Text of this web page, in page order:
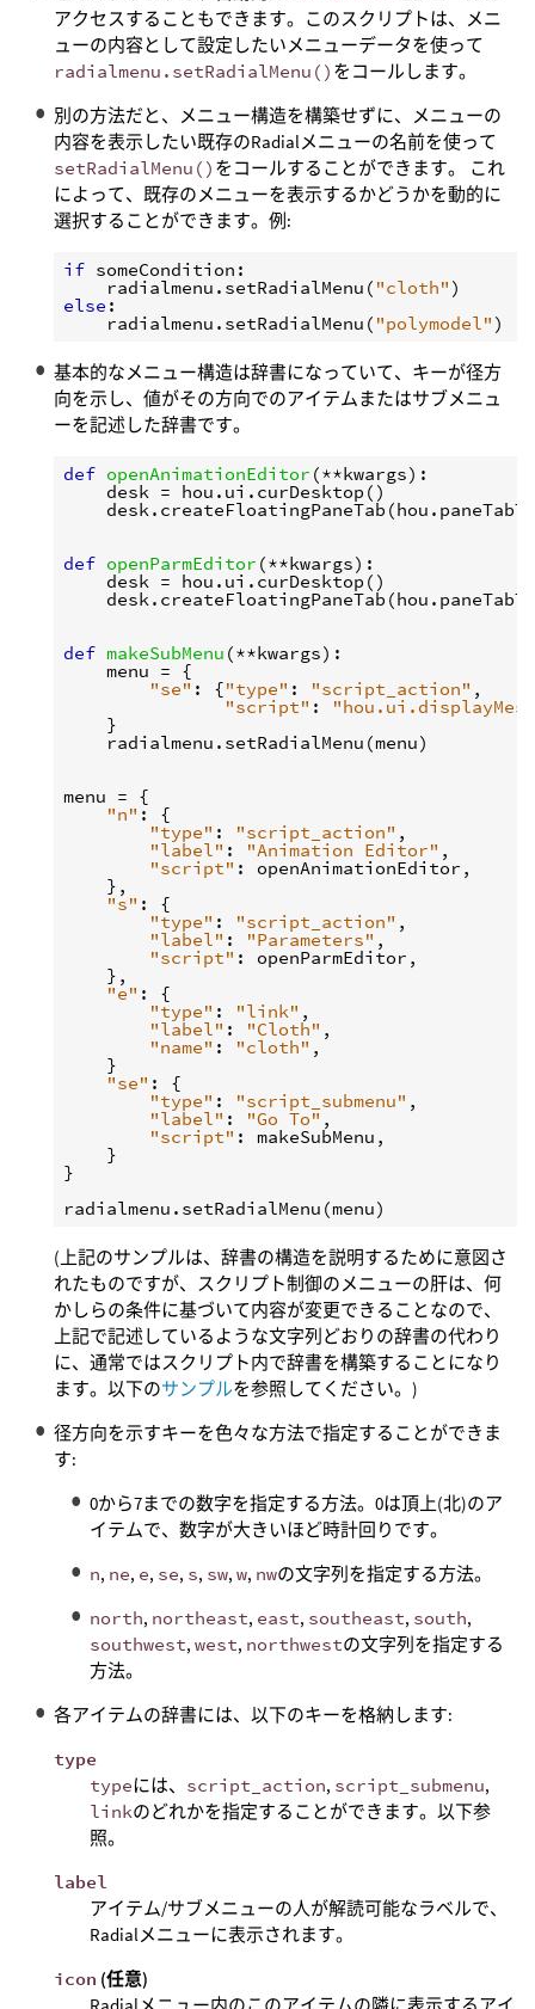
アクセスすることもできます。このスクリプトは、メニ
ューの内容として設定したいメニューデータを使って
radialmenu.setRadialMenu() をコールします。
別の方法だと、メニュー構造を構築せずに、メニューの
内容を表示したい既存のRadialメニューの名前を使って
setRadialMenu() をコールすることができます。 これ
によって、既存のメニューを表示するかどうかを動的に
選択することができます。例:
if someCondition :
radialmenu . setRadialMenu ( "cloth" )
else :
radialmenu . setRadialMenu ( "polymodel" )
基本的なメニュー構造は辞書になっていて、キーが径方
向を示し、値がその方向でのアイテムまたはサブメニュ
ーを記述した辞書です。
def openAnimationEditor (**kwargs):
desk = hou . ui . curDesktop ()
desk. createFloatingPaneTab (hou .
def openParmEditor (**kwargs):
desk = hou . ui . curDesktop ()
desk. createFloatingPaneTab (hou .
def makeSubMenu (**kwargs):
menu = {
"se" : {"type" : "script_action" ,
"script" :
}
radialmenu . setRadialMenu (menu)
menu = {
"n" : {
"type" : "script_action" ,
"label" : "Animation Editor" ,
"script" : openAnimationEditor ,
},
"s" : {
"type" : "script_action" ,
"label" : "Parameters" ,
"script" : openParmEditor ,
},
"e" : {
"type" : "link" ,
"label" : "Cloth" ,
"name" : "cloth" ,
}
"se" : {
"type" : "script_submenu" ,
"label" : "Go To" ,
"script" : makeSubMenu ,
}
}
radialmenu . setRadialMenu (menu)
(上記のサンプルは、辞書の構造を説明するために意図さ
れたものですが、スクリプト制御のメニューの肝は、何
かしらの条件に基づいて内容が変更できることなので、
上記で記述しているような文字列どおりの辞書の代わり
に、通常ではスクリプト内で辞書を構築することになり
ます。以下のサンプルを参照してください。)
径方向を示すキーを色々な方法で指定することができま
す:
0から7までの数字を指定する方法。0は頂上(北)のア
イテムで、数字が大きいほど時計回りです。
n, ne, e, se, s, sw, w, nwの文字列を指定する方法。
north, northeast, east, southeast, south,
southwest, west, northwestの文字列を指定する
方法。
各アイテムの辞書には、以下のキーを格納します:
type
typeには、 script_action, script_submenu,
linkのどれかを指定することができます。以下参
照。
label
アイテム/サブメニューの人が解読可能なラベルで、
Radialメニューに表示されます。
icon (任意)
Radialメニュー内のこのアイテムの隣に表示するアイ